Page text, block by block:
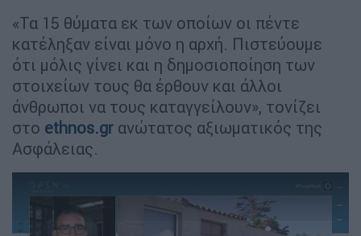
«Τα 15 θύματα εκ των οποίων οι πέντε
κατέληξαν είναι μόνο η αρχή. Πιστεύουμε
ότι μόλις γίνει και η δημοσιοποίηση των
στοιχείων τους θα έρθουν και άλλοι
άνθρωποι να τους καταγγείλουν», τονίζει
στο ethnos.gr ανώτατος αξιωματικός της
Ασφάλειας.